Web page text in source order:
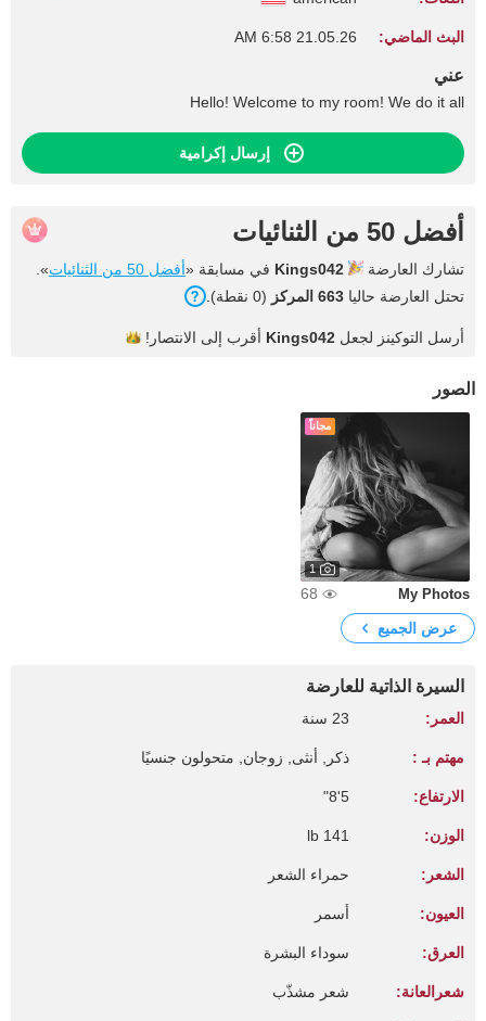
البث الماضي: 21.05.26 6:58 AM
عني
Hello! Welcome to my room! We do it all
إرسال إكرامية
أفضل 50 من الثنائيات
تشارك العارضة Kings042 في مسابقة «أفضل 50 من الثنائيات
».
تحتل العارضة حاليا 663 المركز (0 نقطة).
أرسل التوكينز لجعل Kings042 أقرب إلى الانتصار!
الصور
مجاناً
1
My Photos
68
عرض الجميع
السيرة الذاتية للعارضة
العمر: 23 سنة
مهتم بـ : ذكر, أنثى, زوجان, متحولون جنسيًا
الارتفاع: 5'8"
الوزن: 141 lb
الشعر: حمراء الشعر
العيون: أسمر
العرق: سوداء البشرة
شعرالعانة: شعر مشذّب